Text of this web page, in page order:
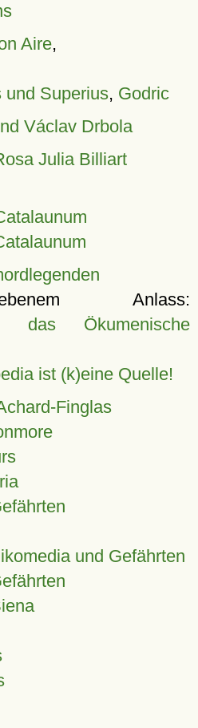
Aire,
und Superius, Godric
Václav Drbola
Julia Billiart
Anlass:
das Ökumenische
ist (k)eine Quelle!
Finglas
und Gefährten